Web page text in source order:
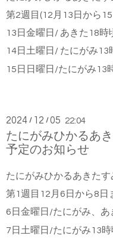
第2週目(12月13日から
13日金曜日/ あきた18時
14日土曜日/ たにがみ13
15日日曜日/たにがみ13
2024 / 12 /05 22:04
たにがみひかるあ
予定のお知らせ
たにがみひかるあきた
第1週目12月6日から8日
6日金曜日/たにがみ、あ
7日土曜日/たにがみ13時